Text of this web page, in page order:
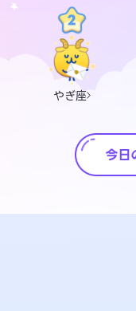
やぎ座